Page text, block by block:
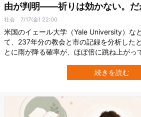
由が判明――祈りは効かない。だ
社会 7/17(金) 22:00
米国のイェール大学（Yale University）な
て、237年分の教会と市の記録を分析した
とに雨が降る確率が、ほぼ倍に跳ね上がっ
「雨のクセ」という確率の偏りにある、と
ます。 実際「雨が降らない日が長引くほど
続きを読む